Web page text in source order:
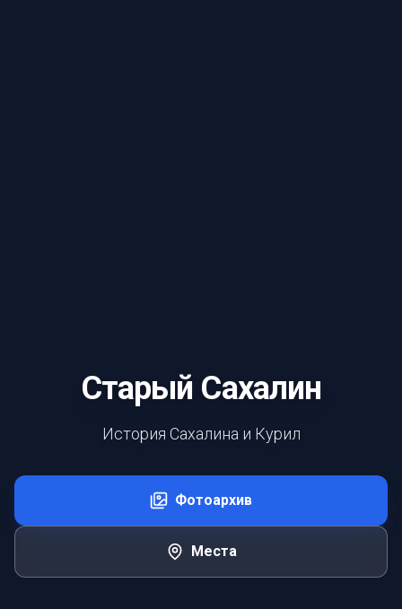
Старый Сахалин
История Сахалина и Курил
Фотоархив
Места